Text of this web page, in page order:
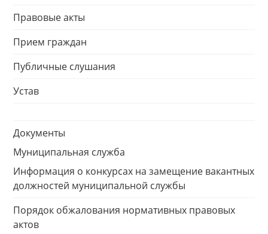
Правовые акты
Прием граждан
Публичные слушания
Устав
Документы
Муниципальная служба
Информация о конкурсах на замещение вакантных
должностей муниципальной службы
Порядок обжалования нормативных правовых
актов